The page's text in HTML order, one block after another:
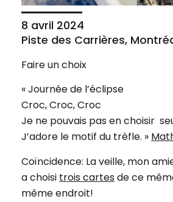
8 avril 2024
Piste des Carrières,
Faire un choix
« Journée de l’éclipse
Croc, Croc, Croc
Je ne pouvais pas en choisir
J’adore le motif du trèfle. »
Coïncidence: La veille, mon
a choisi trois cartesde ce
même endroit!